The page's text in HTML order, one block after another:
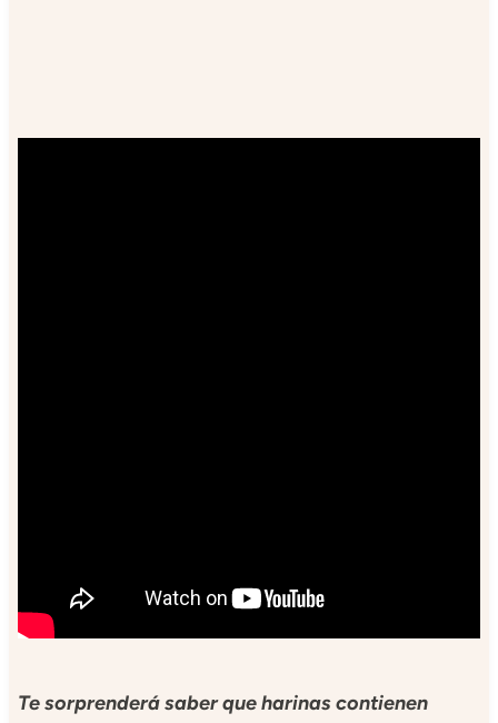
Te sorprenderá saber que harinas contienen